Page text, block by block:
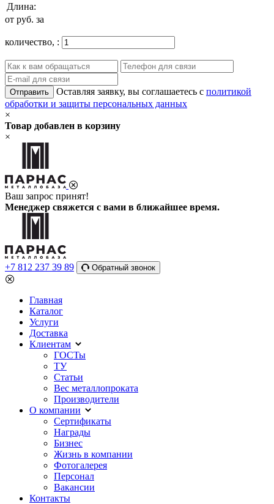
Длина:
от руб. за
количество, :
Отправить Оставляя заявку, вы соглашаетесь с политикой
обработки и защиты персональных данных
×
Товар добавлен в корзину
×
Ваш запрос принят!
Менеджер свяжется с вами в ближайшее время.
+7 812 237 39 89 Обратный звонок
Главная
Каталог
Услуги
Доставка
Клиентам
ГОСТы
ТУ
Статьи
Вес металлопроката
Производители
О компании
Сертификаты
Награды
Бизнес
Жизнь в компании
Фотогалерея
Персонал
Вакансии
Контакты